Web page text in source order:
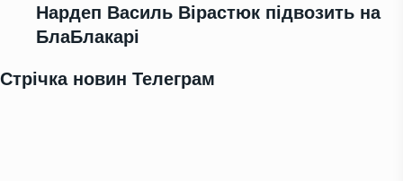
Нардеп Василь Вірастюк підвозить на
БлаБлакарі
Стрічка новин Телеграм